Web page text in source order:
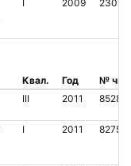
I 2009
Квал. Год
№
III 2011
I 2011